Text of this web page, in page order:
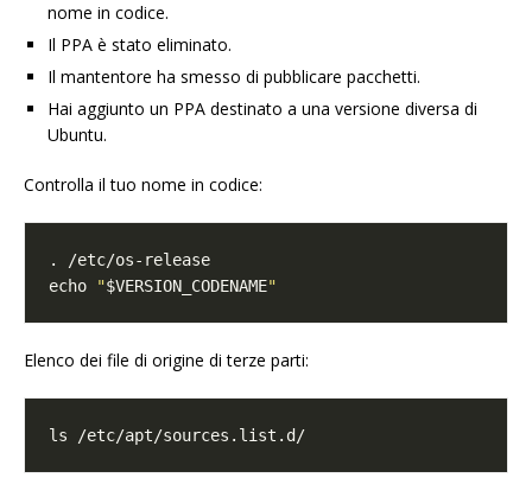
nome in codice.
Il PPA è stato eliminato.
Il mantentore ha smesso di pubblicare pacchetti.
Hai aggiunto un PPA destinato a una versione diversa di
Ubuntu.
Controlla il tuo nome in codice:
echo
"$VERSION_CODENAME"
Elenco dei file di origine di terze parti: